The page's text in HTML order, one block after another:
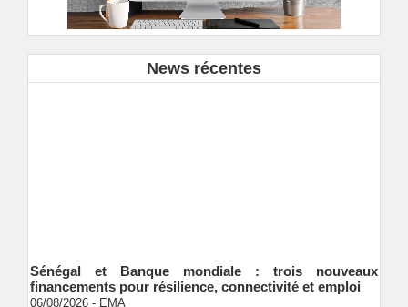
News récentes
Sénégal et Banque mondiale : trois nouveaux
financements pour résilience, connectivité et emploi
06/08/2026 EMA